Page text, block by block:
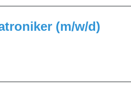
(m/w/d)